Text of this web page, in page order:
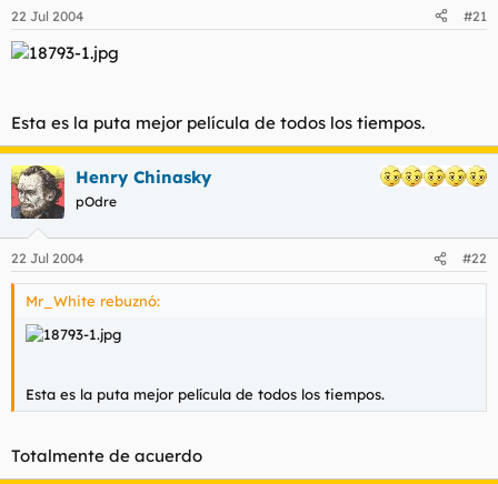
22 Jul 2004 #21
Esta es la puta mejor película de todos los tiempos.
Henry Chinasky
pOdre
22 Jul 2004 #22
Mr_White rebuznó:
Esta es la puta mejor película de todos los tiempos.
Totalmente de acuerdo